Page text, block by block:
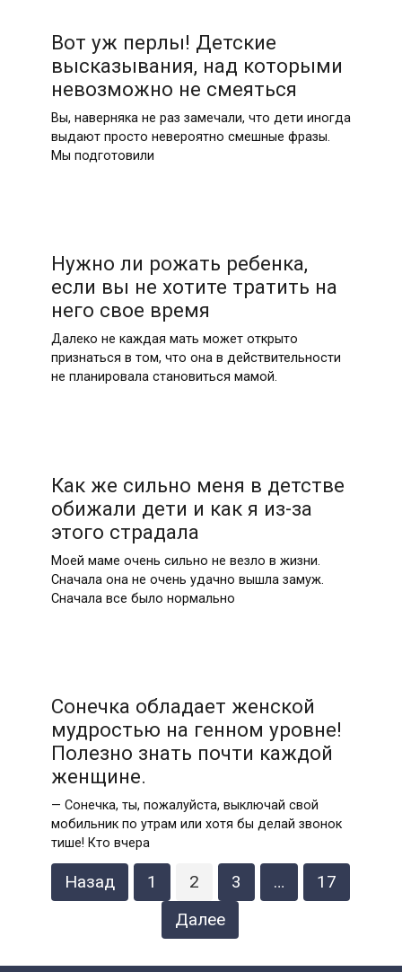
Вот уж перлы! Детские
высказывания, над которыми
невозможно не смеяться
Вы, наверняка не раз замечали, что дети иногда
выдают просто невероятно смешные фразы.
Мы подготовили
Нужно ли рожать ребенка,
если вы не хотите тратить на
него свое время
Далеко не каждая мать может открыто
признаться в том, что она в действительности
не планировала становиться мамой.
Как же сильно меня в детстве
обижали дети и как я из-за
этого страдала
Моей маме очень сильно не везло в жизни.
Сначала она не очень удачно вышла замуж.
Сначала все было нормально
Сонечка обладает женской
мудростью на генном уровне!
Полезно знать почти каждой
женщине.
— Сонечка, ты, пожалуйста, выключай свой
мобильник по утрам или хотя бы делай звонок
тише! Кто вчера
НавигацияНазад 1 2 3 …
17
Далее